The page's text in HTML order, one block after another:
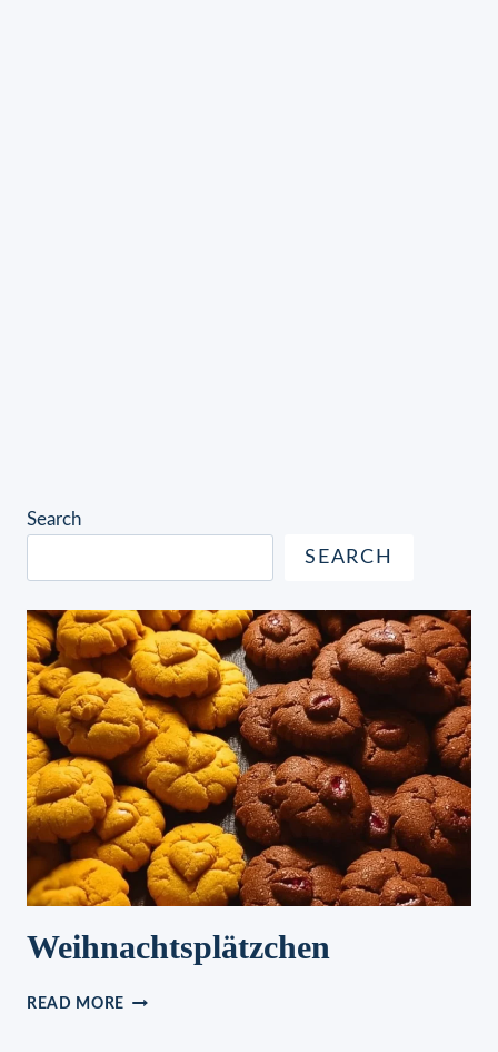
Search
SEARCH
Weihnachtsplätzchen
READ MORE WEIHNACHTSPLÄTZCHEN